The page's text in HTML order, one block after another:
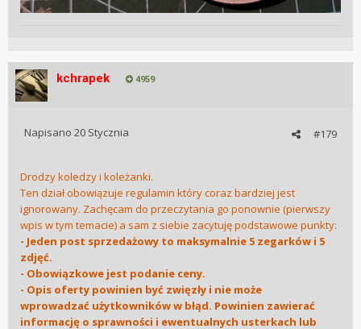
kchrapek 4959
#179
Napisano 20 Stycznia
Drodzy koledzy i koleżanki.
Ten dział obowiązuje regulamin który coraz bardziej jest
ignorowany. Zachęcam do przeczytania go ponownie (pierwszy
wpis w tym temacie) a sam z siebie zacytuję podstawowe punkty:
- Jeden post sprzedażowy to maksymalnie 5 zegarków i 5
zdjęć.
- Obowiązkowe jest podanie ceny.
- Opis oferty powinien być zwięzły i nie może
wprowadzać użytkowników w błąd. Powinien zawierać
informację o sprawności i ewentualnych usterkach lub